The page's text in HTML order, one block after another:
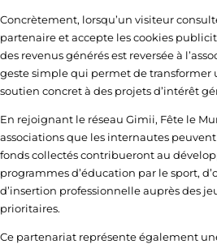
Concrètement, lorsqu’un visiteur
partenaire et accepte les cookies
des revenus générés est reversée à
geste simple qui permet de
soutien concret à des projets d’intérêt
En rejoignant le réseau Gimii, Fête le
associations que les internautes
fonds collectés contribueront au
programmes d’éducation par le sport,
d’insertion professionnelle auprès des
prioritaires.
Ce partenariat représente également